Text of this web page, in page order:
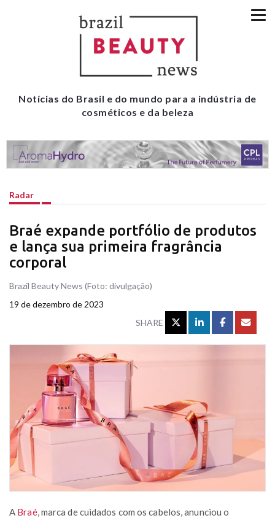
Notícias do Brasil e do mundo para a indústria de
cosméticos e da beleza
Radar
Braé expande portfólio de produtos
e lança sua primeira fragrância
corporal
Brazil Beauty News (Foto: divulgação)
19 de dezembro de 2023
SHARE
A Braé, marca de cuidados com os cabelos, anunciou o